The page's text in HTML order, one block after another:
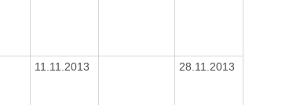
11.11.2013 28.11.2013